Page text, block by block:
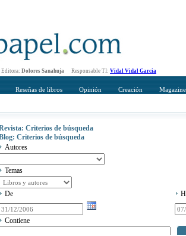
Editora: Dolores Sanahuja Responsable TI: Vidal Vidal Garcia
Reseñas de libros Opinión Creación Magazine
Criterios de búsqueda
Criterios de búsqueda
Autores
Temas
De
Contiene